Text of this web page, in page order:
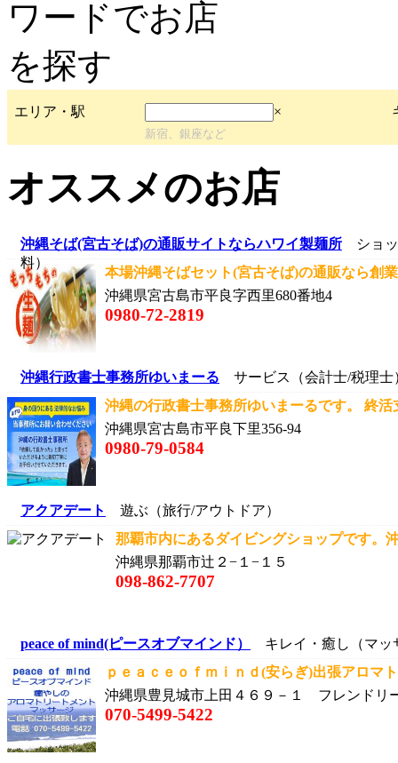
エリア・駅 ×
新宿、銀座など
オススメのお店
沖縄そば(宮古そば)の通販サイトならハワイ製麺所 ショッ
料）
本場沖縄そばセット(宮古そば)の通販なら創
沖縄県宮古島市平良字西里680番地4
0980-72-2819
沖縄行政書士事務所ゆいまーる サービス（会計士/税理士
沖縄の行政書士事務所ゆいまーるです。 終
沖縄県宮古島市平良下里356-94
0980-79-0584
アクアデート
遊ぶ（旅行/アウトドア）
那覇市内にあるダイビングショップです
沖縄県那覇市辻２−１−１５
098-862-7707
peace of mind(ピースオブマインド）
キレイ・癒し（マッ
ｐｅａｃｅｏｆｍｉｎｄ(安らぎ)出張アロ
沖縄県豊見城市上田４６９－１ フレンド
070-5499-5422